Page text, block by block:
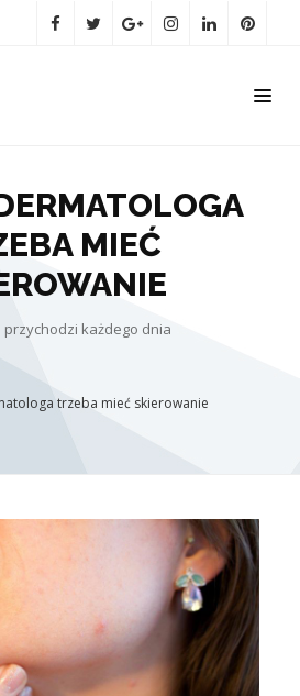
MIEĆ
przychodzi każdego dnia
trzeba mieć skierowanie